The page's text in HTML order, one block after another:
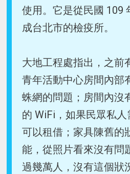
使用。它是從民國 109
成台北市的檢疫所。
大地工程處指出，之前
青年活動中心房間內部
蛛網的問題；房間內沒
的 WiFi，如果民眾私人
可以租借；家具陳舊的
能，從照片看來沒有問
過幾萬人，沒有這個狀